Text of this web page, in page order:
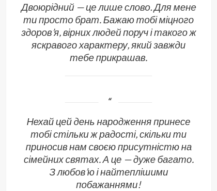
Двоюрідний — це лише слово. Для мене
ти просто брат. Бажаю тобі міцного
здоров’я, вірних людей поруч і такого ж
яскравого характеру, який завжди
тебе прикрашав.
Нехай цей день народження принесе
тобі стільки ж радості, скільки ти
приносив нам своєю присутністю на
сімейних святах. А це — дуже багато.
З любов’ю і найтеплішими
побажаннями!